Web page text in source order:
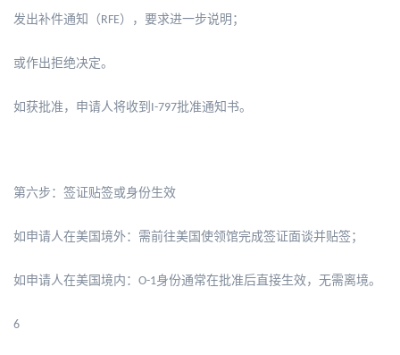
发出补件通知（ RFE），要求进一步说明；
或作出拒绝决定。
如获批准，申请人将收到 I-797批准通知书。
第六步：签证贴签或身份生效
如申请人在美国境外：需前往美国使领馆完成签证面谈并贴签；
如申请人在美国境内： O-1身份通常在批准后直接生效，无需离境。
6